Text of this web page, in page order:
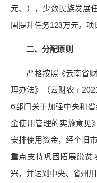
元、），少数民族发展
固提升任务123万元。项
二、分配原则
严格按照《云南省
理办法》（云财农
6部门关于加强中央和
金使用管理的实施意见
安排使用资金，经个旧
重点支持巩固拓展脱贫
兴，并达到中央、省州